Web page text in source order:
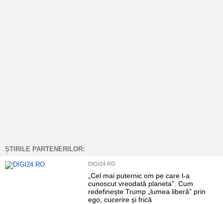
ȘTIRILE PARTENERILOR:
DIGI24.RO
„Cel mai puternic om pe care l-a
cunoscut vreodată planeta”. Cum
redefinește Trump „lumea liberă” prin
ego, cucerire și frică